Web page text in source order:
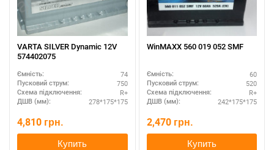
VARTA SILVER Dynamic 12V
574402075
Ємність: 74
Пусковий струм: 750
Схема підключення: R+
ДШВ (мм): 278*175*175
4,810 грн.
Купить
WinMAXX 560 019 052 SMF
Ємність: 60
Пусковий струм: 520
Схема підключення: R+
ДШВ (мм): 242*175*175
2,470 грн.
Купить